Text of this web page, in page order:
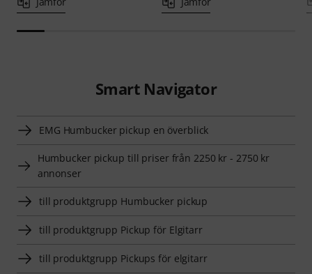
Smart Navigator
EMG Humbucker pickup en överblick
Humbucker pickup till priser från 2250 kr - 2750 kr
annonser
till produktgrupp Humbucker pickup
till produktgrupp Pickup för Elgitarr
till produktgrupp Pickups för elgitarr